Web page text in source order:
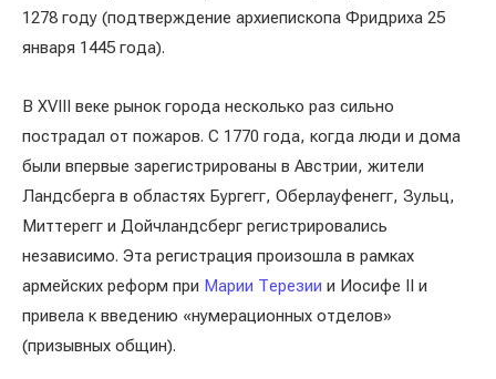
1278 году (подтверждение архиепископа Фридриха 25
января 1445 года).
В XVIII веке рынок города несколько раз сильно
пострадал от пожаров. С 1770 года, когда люди и дома
были впервые зарегистрированы в Австрии, жители
Ландсберга в областях Бургегг, Оберлауфенегг, Зульц,
Миттерегг и Дойчландсберг регистрировались
независимо. Эта регистрация произошла в рамках
армейских реформ при Марии Терезии и Иосифе II и
привела к введению «нумерационных отделов»
(призывных общин).